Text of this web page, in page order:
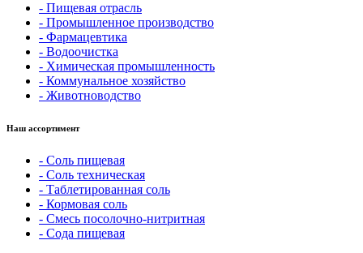
- Пищевая отрасль
- Промышленное производство
- Фармацевтика
- Водоочистка
- Химическая промышленность
- Коммунальное хозяйство
- Животноводство
Наш ассортимент
- Соль пищевая
- Соль техническая
- Таблетированная соль
- Кормовая соль
- Смесь посолочно-нитритная
- Сода пищевая